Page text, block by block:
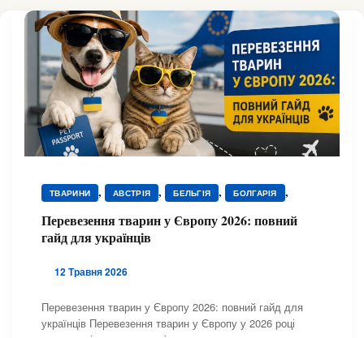
ТВАРИНИ , АВСТРІЯ , БЕЛЬГІЯ , БОЛГАРІЯ ,
ВЕТЕРИНАРНІ АПТЕКИ / ЛІКИ , ГОТЕЛІ ТА ПЕРЕТРИМКА
, ,
ДОКУМЕНТИ ДЛЯ ТВАРИН
ІРЛАНДІЯ , ІСПАНІЯ , ІТАЛІЯ , ЛАТВІЯ , ЛИТВА
НІДЕРЛАНДИ , НІМЕЧЧИНА , НОРВЕГІЯ ,
Перевезення тварин у Європу 2026: повний
гайд для українців
12 Травня 2026
Перевезення тварин у Європу 2026: повний гайд для
українців Перевезення тварин у Європу у 2026 році